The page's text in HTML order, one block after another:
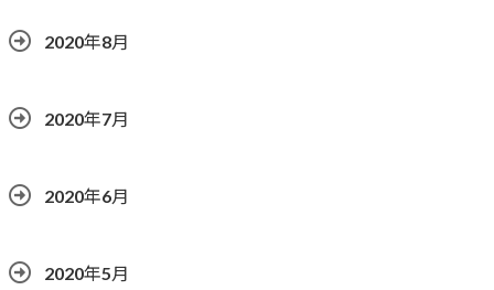
2020年8月
2020年7月
2020年6月
2020年5月